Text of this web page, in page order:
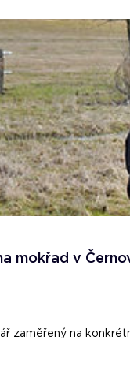
mokřad v
zaměřený na